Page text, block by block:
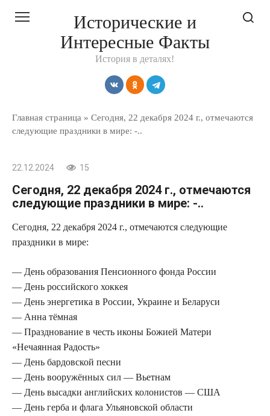
Исторические и
Интересные Факты
История в деталях!
Главная страница » Сегодня, 22 декабря 2024 г., отмечаются
следующие праздники в мире: -..
22.12.2024 15
Сегодня, 22 декабря 2024 г., отмечаются
следующие праздники в мире: -..
Сегодня, 22 декабря 2024 г., отмечаются следующие
праздники в мире:
— День образования Пенсионного фонда России
— День российского хоккея
— День энергетика в России, Украине и Беларуси
— Анна тёмная
— Празднование в честь иконы Божией Матери
«Нечаянная Радость»
— День бардовской песни
— День вооружённых сил — Вьетнам
— День высадки английских колонистов — США
— День герба и флага Ульяновской области